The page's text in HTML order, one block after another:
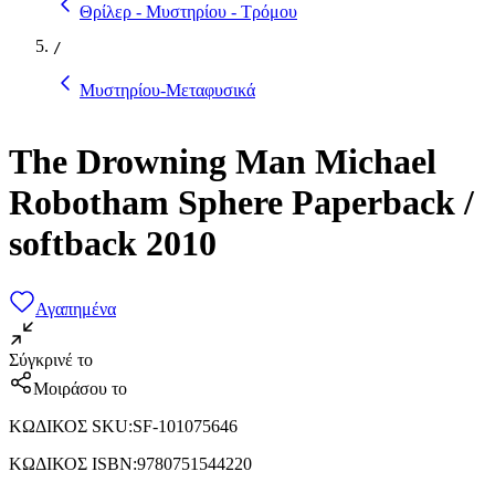
Θρίλερ - Μυστηρίου - Τρόμου
/
Μυστηρίου-Μεταφυσικά
The Drowning Man Michael
Robotham Sphere Paperback /
softback 2010
Αγαπημένα
Σύγκρινέ το
Μοιράσου το
ΚΩΔΙΚΟΣ SKU:SF-101075646
ΚΩΔΙΚΟΣ ISBN:9780751544220